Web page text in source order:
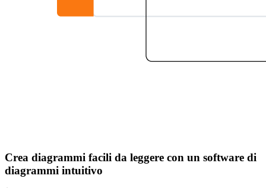
Crea diagrammi facili da leggere con un software di
diagrammi intuitivo